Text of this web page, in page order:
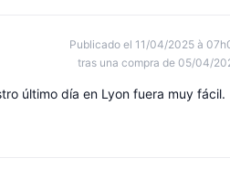
Publicado el 11/04/2025 à
tras una compra de 05/04/
último día en Lyon fuera muy fácil.